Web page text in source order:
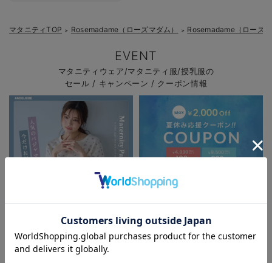
マタニティTOP ＞ Rosemadame（ローズマダム） ＞ Rosemadame（ローズ
EVENT
マタニティウェア/マタニティ服/授乳服の
セール / キャンペーン / クーポン情報
夏休み応援クーポン MAX2,000円
OFF
お気に入り商品を確認する